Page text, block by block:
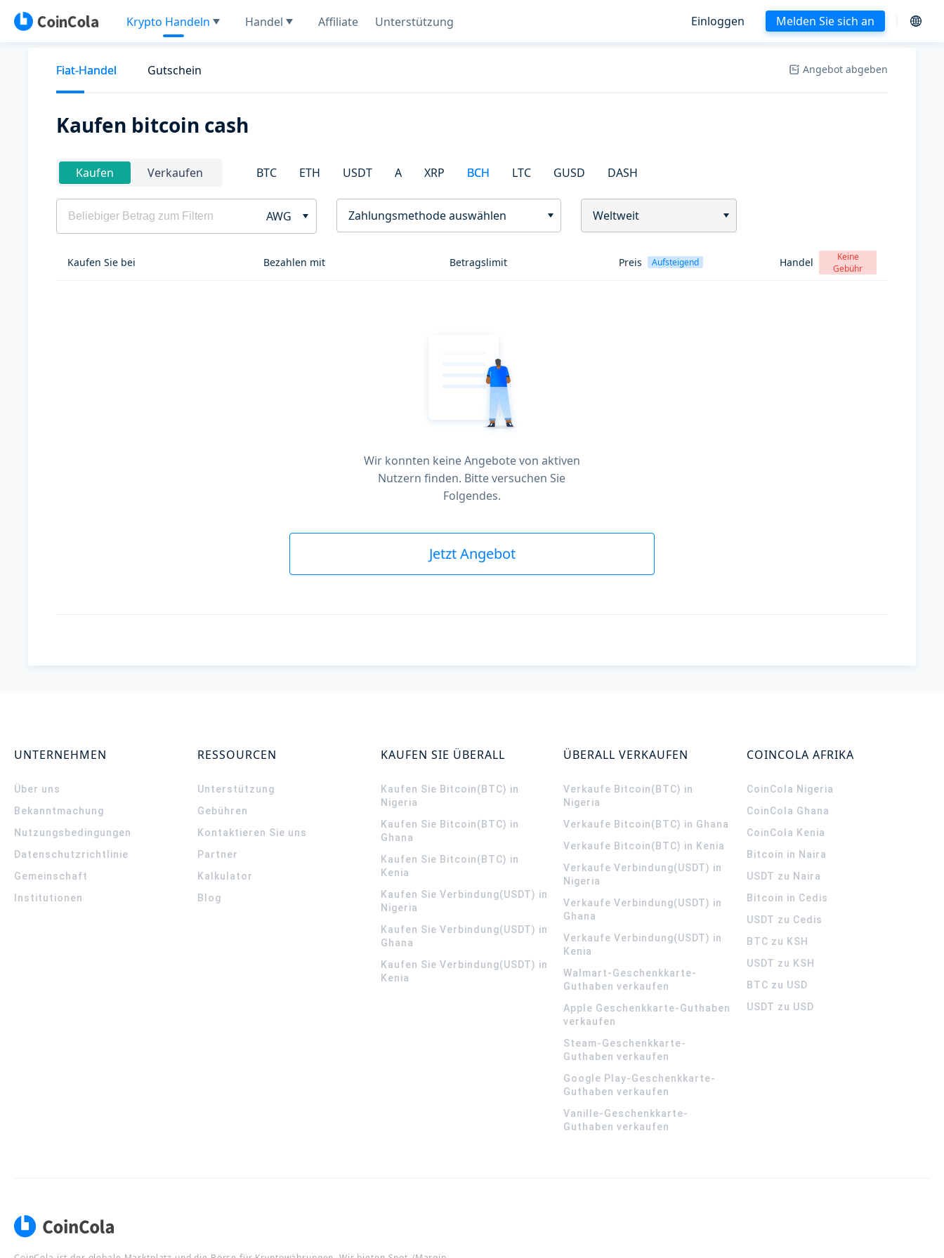
Krypto Handeln Handel Affiliate Unterstützung Einloggen Melden Sie sich an
Fiat-Handel Gutschein Angebot abgeben
Kaufen bitcoin cash
Kaufen Verkaufen BTC ETH USDT A XRP BCH LTC GUSD DASH
AWG Zahlungsmethode auswählen Weltweit
Kaufen Sie bei Bezahlen mit Betragslimit Preis Aufsteigend Handel
Keine
Gebühr
Wir konnten keine Angebote von aktiven
Nutzern finden. Bitte versuchen Sie
Folgendes.
Jetzt Angebot
UNTERNEHMEN
Über uns
Bekanntmachung
Nutzungsbedingungen
Datenschutzrichtlinie
Gemeinschaft
Institutionen
RESSOURCEN
Unterstützung
Gebühren
Kontaktieren Sie uns
Partner
Kalkulator
Blog
KAUFEN SIE ÜBERALL
Kaufen Sie Bitcoin(BTC) in
Nigeria
Kaufen Sie Bitcoin(BTC) in
Ghana
Kaufen Sie Bitcoin(BTC) in
Kenia
Kaufen Sie Verbindung(USDT) in
Nigeria
Kaufen Sie Verbindung(USDT) in
Ghana
Kaufen Sie Verbindung(USDT) in
Kenia
ÜBERALL VERKAUFEN
Verkaufe Bitcoin(BTC) in
Nigeria
Verkaufe Bitcoin(BTC) in Ghana
Verkaufe Bitcoin(BTC) in Kenia
Verkaufe Verbindung(USDT) in
Nigeria
Verkaufe Verbindung(USDT) in
Ghana
Verkaufe Verbindung(USDT) in
Kenia
Walmart-Geschenkkarte-
Guthaben verkaufen
Apple Geschenkkarte-Guthaben
verkaufen
Steam-Geschenkkarte-
Guthaben verkaufen
Google Play-Geschenkkarte-
Guthaben verkaufen
Vanille-Geschenkkarte-
Guthaben verkaufen
COINCOLA AFRIKA
CoinCola Nigeria
CoinCola Ghana
CoinCola Kenia
Bitcoin in Naira
USDT zu Naira
Bitcoin in Cedis
USDT zu Cedis
BTC zu KSH
USDT zu KSH
BTC zu USD
USDT zu USD